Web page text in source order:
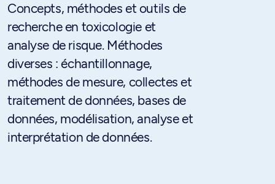
Concepts, méthodes et outils de
recherche en toxicologie et
analyse de risque. Méthodes
diverses : échantillonnage,
méthodes de mesure, collectes et
traitement de données, bases de
données, modélisation, analyse et
interprétation de données.